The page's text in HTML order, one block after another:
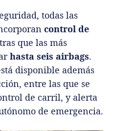
todas las
control de
que las más
hasta seis airbags.
disponible además
entre las que se
de carril, y alerta
de emergencia.